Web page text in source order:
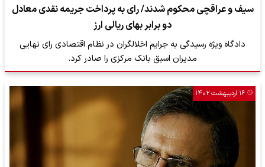
سیف و عراقچی محکوم شدند/ رای به پرداخت جریمه نقدی معادل
دو برابر بهای ریالی ارز
دادگاه ویژه رسیدگی به جرایم اخلالگران در نظام اقتصادی رای نهایی
مدیران اسبق بانک مرکزی را صادر کرد.
۱۶ اردیبهشت ۱۴۰۲